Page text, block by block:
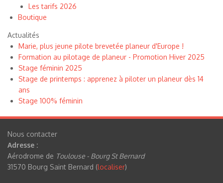
Les tarifs 2026
Boutique
Actualités
Marie, plus jeune pilote brevetée planeur d'Europe !
Formation au pilotage de planeur - Promotion Hiver 2025
Stage féminin 2025
Stage de printemps : apprenez à piloter un planeur dès 14
ans
Stage 100% féminin
Nous contacter
Adresse :
Aérodrome de Toulouse - Bourg St Bernard
31570 Bourg Saint Bernard (localiser)